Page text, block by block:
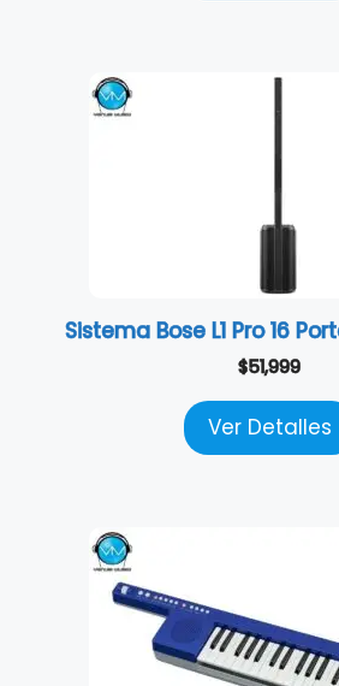
Sistema Bose L1 Pro 16
$51,999
Ver Detalles